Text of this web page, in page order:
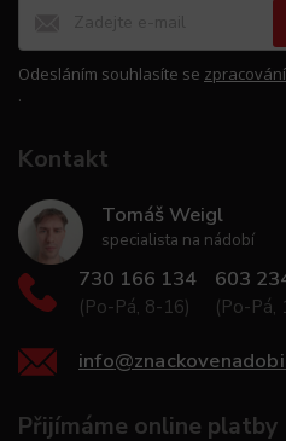
Odesláním souhlasíte se
.
Kontakt
Tomáš Weigl
specialista na nádobí
730 166 134
(Po-Pá, 8-16)
603
(Po-Pá,
info@
Přijímáme online platby